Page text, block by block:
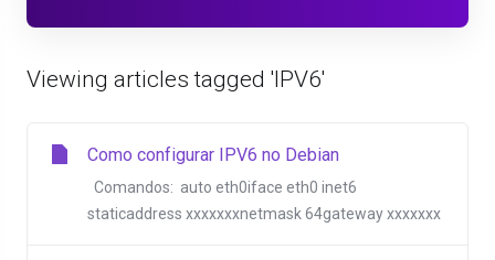
Viewing articles tagged 'IPV6'
Como configurar IPV6 no Debian
Comandos: auto eth0iface eth0 inet6
staticaddress xxxxxxxnetmask 64gateway xxxxxxx